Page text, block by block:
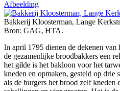
Afbeelding
Bakkerij Kloosterman, Lange
Bron: GAG, HTA.
In april 1795 dienen de dekenen van
de gezamenlijke broodbakkers een
het gilde is het bakloon voor het
kneden en opmaken, gesteld op drie
als de burgers het brood zelf kneden